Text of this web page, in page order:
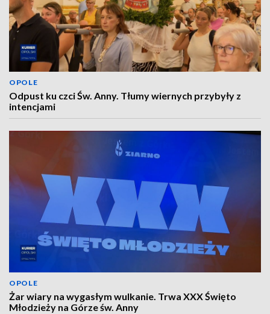
OPOLE
Odpust ku czci Św. Anny. Tłumy wiernych przybyły z
intencjami
OPOLE
Żar wiary na wygasłym wulkanie. Trwa XXX Święto
Młodzieży na Górze św. Anny